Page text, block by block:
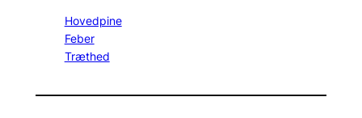
Hovedpine
Feber
Træthed